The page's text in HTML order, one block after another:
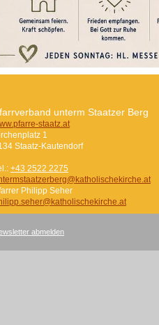
unterm Staatzer Berg
staatz.at
1
Staatz-Kautendorf
+43 2522 2275
Philipp Seher
abmelden